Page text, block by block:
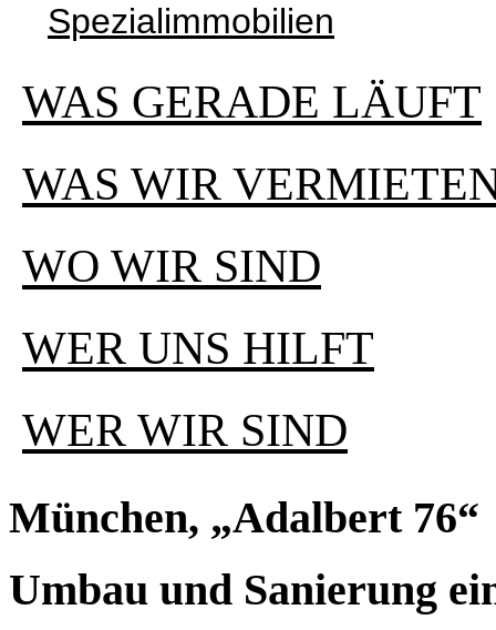
Spezialimmobilien
WAS GERADE LÄUFT
WAS WIR
WO WIR SIND
WER UNS HILFT
WER WIR SIND
München, „Adalbert 76“
Umbau und Sanierung